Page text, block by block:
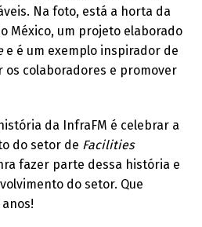
Na foto, está a horta da
México, um projeto elaborado
e é um exemplo inspirador de
os colaboradores e promover
da InfraFM é celebrar a
do setor de Facilities
fazer parte dessa história e
do setor. Que